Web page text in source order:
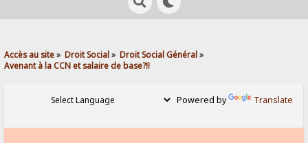
Accès au site» Droit Social» Droit Social Général»
Avenant à la CCN et salaire de base?!!
Powered by Translate